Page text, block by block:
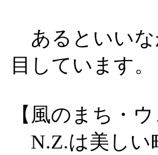
あるといいな
目しています。
【風のまち・
N.Z.は美しい